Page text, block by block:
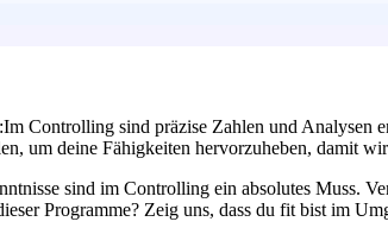
Im Controlling sind präzise Zahlen und Analysen
um deine Fähigkeiten hervorzuheben, damit
sind im Controlling ein absolutes Muss.
Programme? Zeig uns, dass du fit bist im